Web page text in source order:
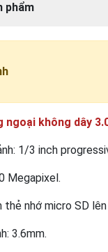
phẩm
ngoại không dây
1/3 inch
Megapixel.
nhớ micro SD
3.6mm.